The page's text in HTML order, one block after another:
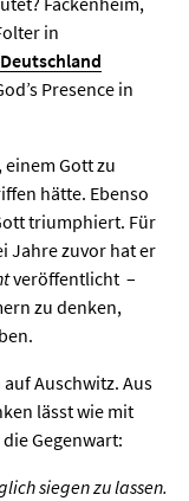
in
Presence in
Gott zu
hätte. Ebenso
triumphiert. Für
Jahre zuvor hat er
veröffentlicht –
zu denken,
Auschwitz. Aus
lässt wie mit
Gegenwart:
siegen zu lassen.